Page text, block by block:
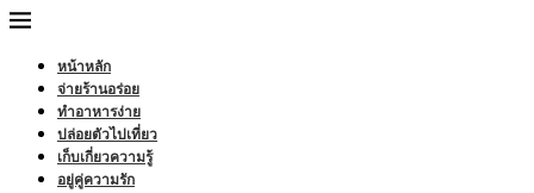
หน้าหลัก
จ่ายร้านอร่อย
ทำอาหารง่าย
ปล่อยตัวไปเที่ยว
เก็บเกี่ยวความรู้
อยู่คู่ความรัก